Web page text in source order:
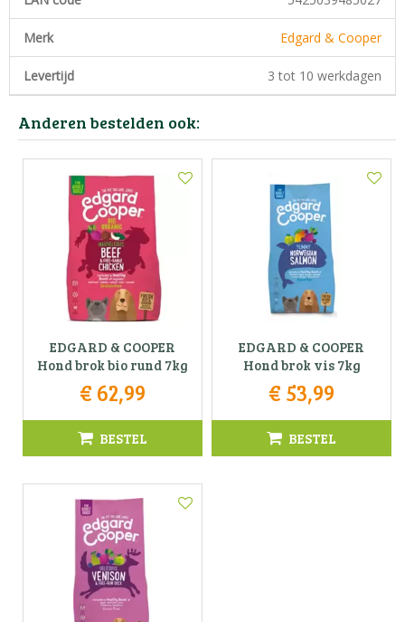
Merk Edgard & Cooper
Levertijd 3 tot 10 werkdagen
Anderen bestelden ook:
EDGARD & COOPER
Hond brok bio rund 7kg
€ 62,99
BESTEL
EDGARD & COOPER
Hond brok vis 7kg
€ 53,99
BESTEL